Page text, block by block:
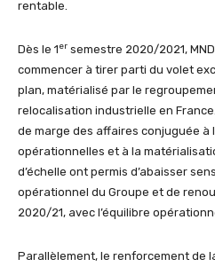
rentable.
Dès le 1er semestre 2020/2021,
commencer à tirer parti du volet
plan, matérialisé par le
relocalisation industrielle en
de marge des affaires conjuguée à
opérationnelles et à la
d’échelle ont permis d’abaisser
opérationnel du Groupe et de
2020/21, avec l’équilibre
Parallèlement, le renforcement de